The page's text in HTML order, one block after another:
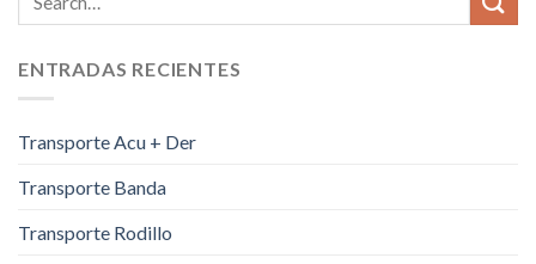
ENTRADAS RECIENTES
Transporte Acu + Der
Transporte Banda
Transporte Rodillo